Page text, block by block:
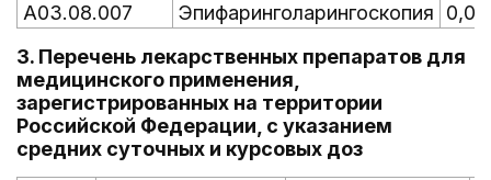
A03.08.007
Эпифаринголарингоскопия
3. Перечень лекарственных препаратов для
медицинского применения,
зарегистрированных на территории
Российской Федерации, с указанием
средних суточных и курсовых доз